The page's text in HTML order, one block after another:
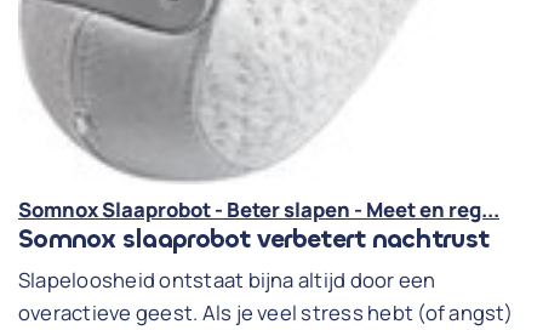
Somnox Slaaprobot - Beter slapen - Meet en reg...
Somnox slaaprobot verbetert nachtrust
Slapeloosheid ontstaat bijna altijd door een
overactieve geest. Als je veel stress hebt (of angst)